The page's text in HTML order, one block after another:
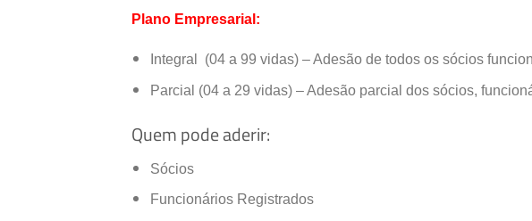
H DE BASE LUIS E MAGALHAES
R FERNANDO GOMES, 0 -S/N , MANGABINHA, ITABUNA –
CEP: 45600430
Cadastro Atualizado Em:08/09/2014
Plano Empresarial:
Integral (04 a 99 vidas) – Adesão de todos os sócios
Parcial (04 a 29 vidas) – Adesão parcial dos sócios,
Quem pode aderir:
Sócios
Funcionários Registrados